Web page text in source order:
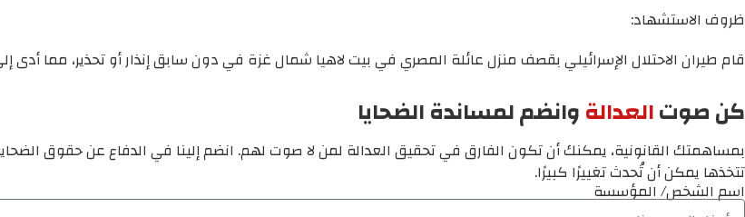
ظروف الاستشهاد:
قام طيران الاحتلال الإسرائيلي بقصف منزل عائلة المصري في بيت لاهيا شمال غزة في دون سابق إنذار أو تحذير، مما
كن صوتالعدالةوانضم لمساندة الضحايا
بمساهمتك القانونية، يمكنك أن تكون الفارق في تحقيق العدالة لمن لا صوت لهم. انضم إلينا في الدفاع عن حقوق
تتخذها يمكن أن تُحدث تغييرًا كبيرًا.
اسم الشخص/ المؤسسة